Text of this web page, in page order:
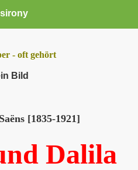
- oft gehört
[1835-1921]
Dalila